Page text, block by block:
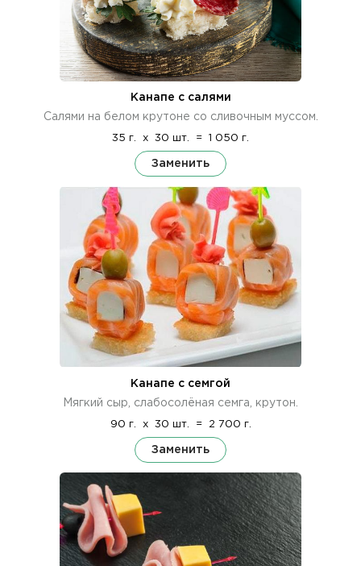
Канапе с салями
Салями на белом крутоне со сливочным муссом.
35 г. x 30 шт. = 1 050 г.
Заменить
Канапе с семгой
Мягкий сыр, слабосолёная семга, крутон.
90 г. x 30 шт. = 2 700 г.
Заменить